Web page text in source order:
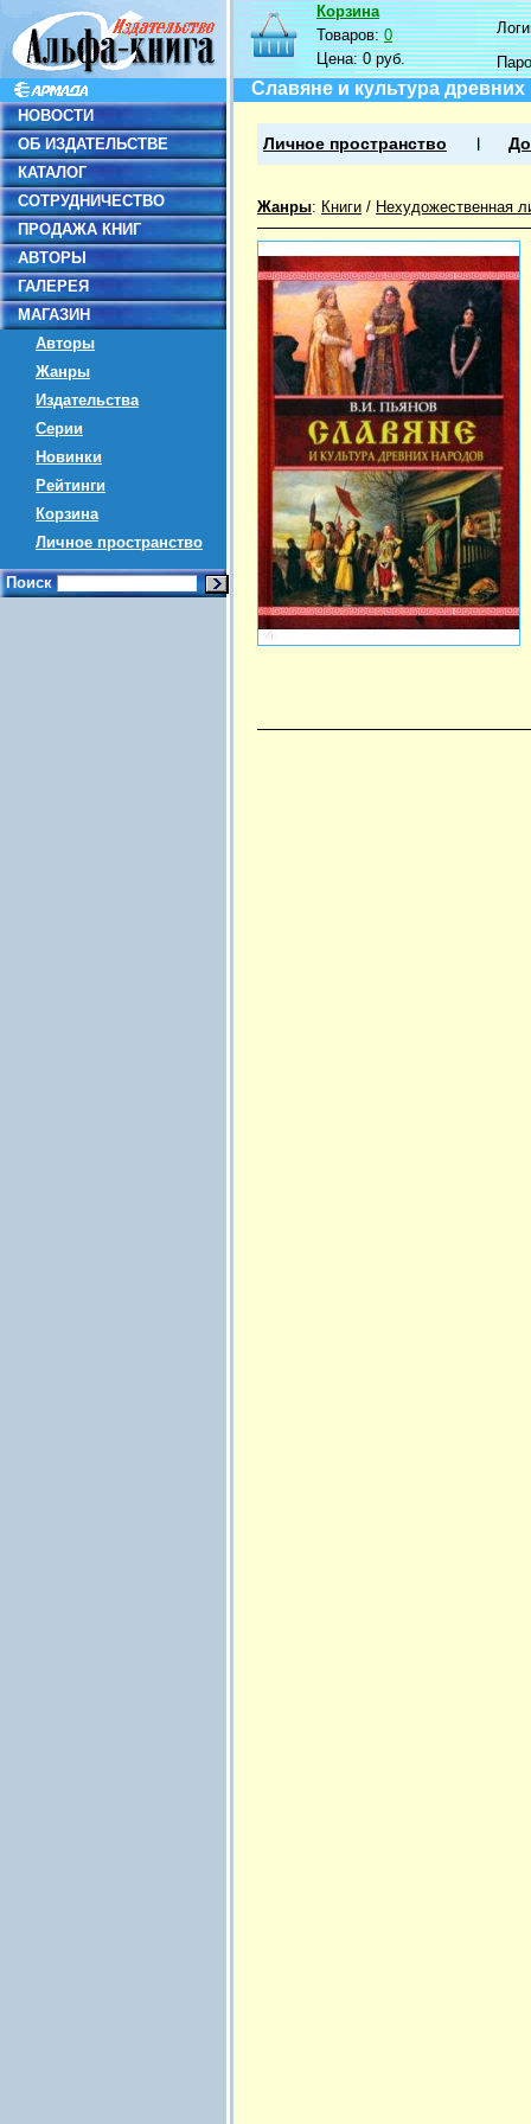
НОВОСТИ
ОБ ИЗДАТЕЛЬСТВЕ
КАТАЛОГ
СОТРУДНИЧЕСТВО
ПРОДАЖА КНИГ
АВТОРЫ
ГАЛЕРЕЯ
МАГАЗИН
Авторы
Жанры
Издательства
Серии
Новинки
Рейтинги
Корзина
Личное пространство
Поиск
Корзина
Товаров:0
Цена:0 руб.
Славяне и культура
Личное пространство
Жанры: Книги / Нехудожественная